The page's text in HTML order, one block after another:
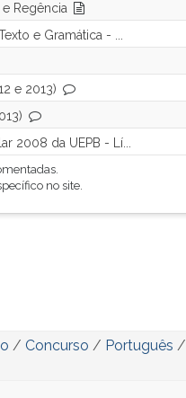
Regência
e Gramática - ...
e 2013)
2008 da UEPB - Lí...
no site.
/ Concurso / Português /